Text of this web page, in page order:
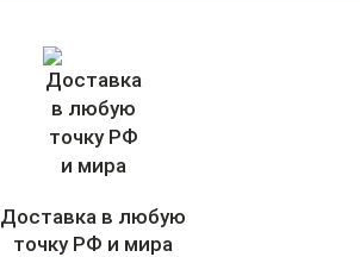
Доставка в любую
точку РФ и мира